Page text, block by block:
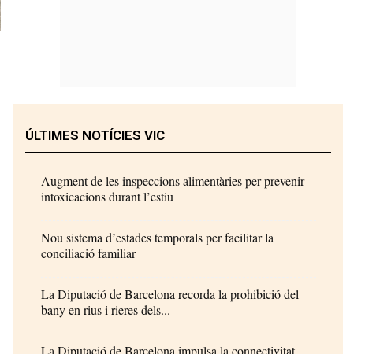
ÚLTIMES NOTÍCIES VIC
Augment de les inspeccions alimentàries per prevenir
intoxicacions durant l’estiu
Nou sistema d’estades temporals per facilitar la
conciliació familiar
La Diputació de Barcelona recorda la prohibició del
bany en rius i rieres dels...
La Diputació de Barcelona impulsa la connectivitat